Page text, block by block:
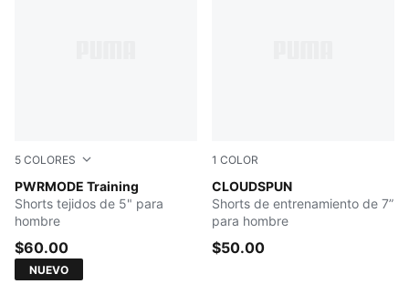
5 COLORES
PWRMODE Training
PUMA BLACK
Shorts tejidos de 5" para
hombre
$60.00
NUEVO
1 COLOR
CLOUDSPUN
PUMA BLACK
Shorts de entrenamiento de 7”
para hombre
$50.00